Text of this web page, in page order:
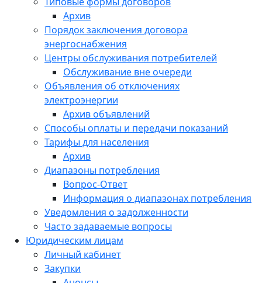
Архив
Порядок заключения договора
энергоснабжения
Центры обслуживания потребителей
Обслуживание вне очереди
Объявления об отключениях
электроэнергии
Архив объявлений
Способы оплаты и передачи показаний
Тарифы для населения
Архив
Диапазоны потребления
Вопрос-Ответ
Информация о диапазонах потребления
Уведомления о задолженности
Часто задаваемые вопросы
Юридическим лицам
Личный кабинет
Закупки